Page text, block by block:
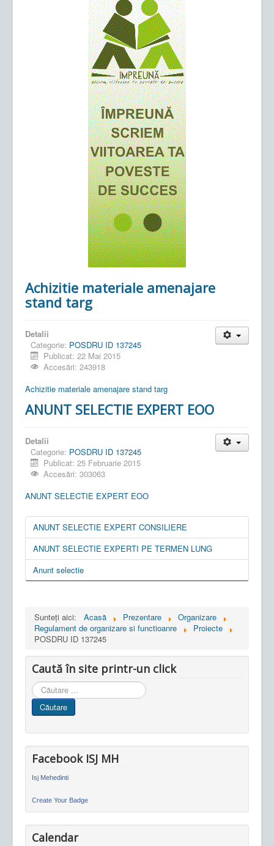
Achizitie materiale amenajare
stand targ
Detalii
Categorie: POSDRU ID 137245
Publicat: 22 Mai 2015
Accesări: 243918
Achizitie materiale amenajare stand targ
ANUNT SELECTIE EXPERT EOO
Detalii
Categorie: POSDRU ID 137245
Publicat: 25 Februarie 2015
Accesări: 303063
ANUNT SELECTIE EXPERT EOO
ANUNT SELECTIE EXPERT CONSILIERE
ANUNT SELECTIE EXPERTI PE TERMEN LUNG
Anunt selectie
Sunteți aici: Acasă Prezentare
Organizare
Regulament de organizare si functioanre
Proiecte
POSDRU ID 137245
Caută în site printr-un click
Cauta
in
site
Căutare
Facebook ISJ MH
Isj Mehedinti
Create Your Badge
Calendar